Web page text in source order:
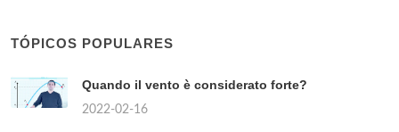
TÓPICOS POPULARES
Quando il vento è considerato forte?
2022-02-16